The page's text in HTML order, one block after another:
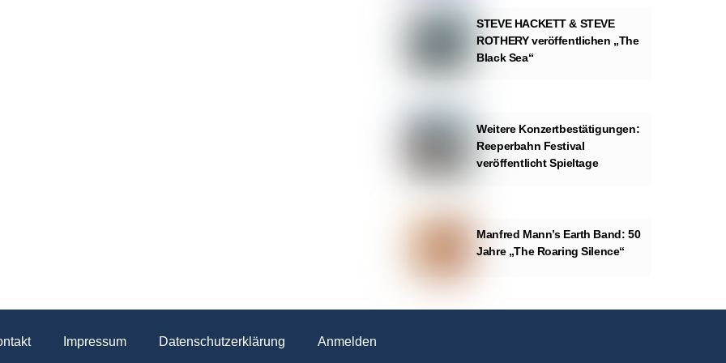
STEVE HACKETT & STEVE
ROTHERY veröffentlichen „The
Black Sea“
Weitere Konzertbestätigungen:
Reeperbahn Festival
veröffentlicht Spieltage
Manfred Mann’s Earth Band: 50
Jahre „The Roaring Silence“
Impressum Datenschutzerklärung Anmelden